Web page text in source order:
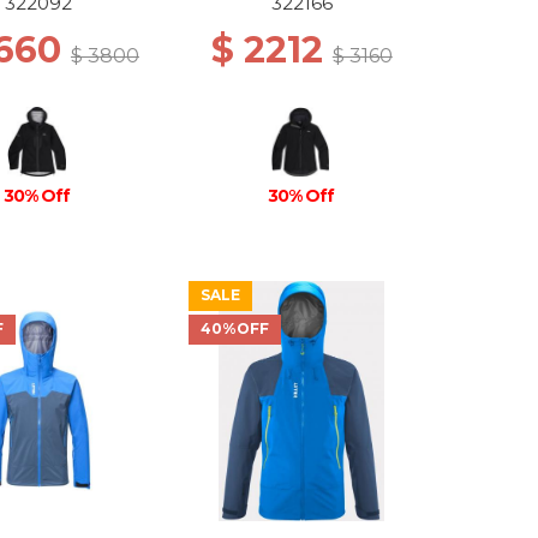
$ 3800
30% Off
$ 2212 $ 3160
30% Off
SALE
40%OFF